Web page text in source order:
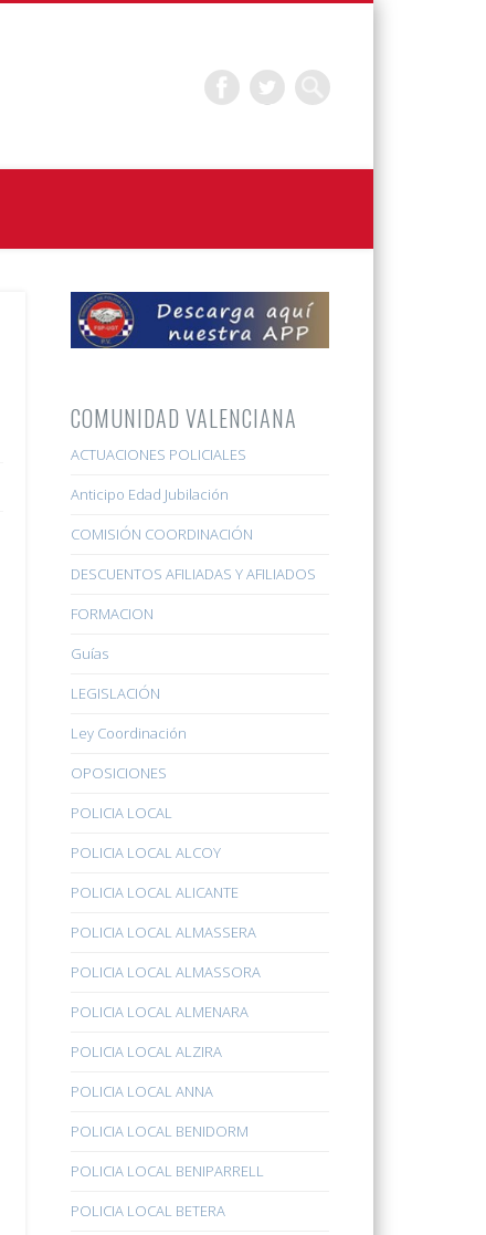
COMUNIDAD VALENCIANA
ACTUACIONES POLICIALES
Anticipo Edad Jubilación
COMISIÓN COORDINACIÓN
DESCUENTOS AFILIADAS Y AFILIADOS
FORMACION
Guías
LEGISLACIÓN
Ley Coordinación
OPOSICIONES
POLICIA LOCAL
POLICIA LOCAL ALCOY
POLICIA LOCAL ALICANTE
POLICIA LOCAL ALMASSERA
POLICIA LOCAL ALMASSORA
POLICIA LOCAL ALMENARA
POLICIA LOCAL ALZIRA
POLICIA LOCAL ANNA
POLICIA LOCAL BENIDORM
POLICIA LOCAL BENIPARRELL
POLICIA LOCAL BETERA